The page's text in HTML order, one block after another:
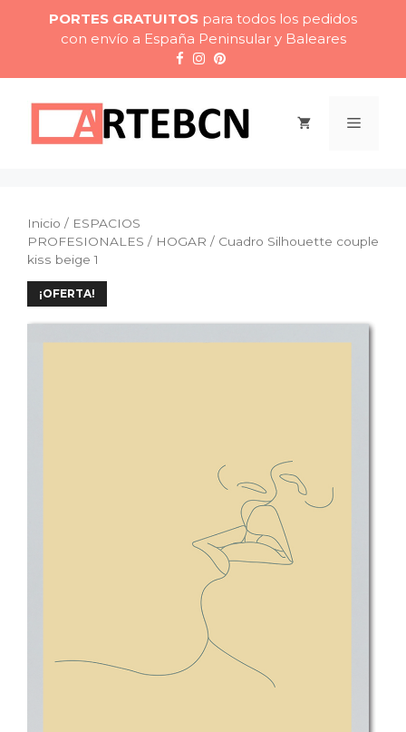
contenido
PORTES GRATUITOS para todos los pedidos
con envío a España Peninsular y Baleares
Menú
Inicio / ESPACIOS
PROFESIONALES / HOGAR / Cuadro Silhouette couple
kiss beige 1
¡OFERTA!